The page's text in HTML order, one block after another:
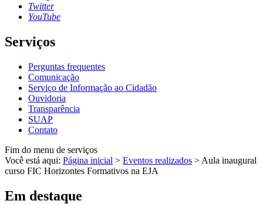
Twitter
YouTube
Serviços
Perguntas frequentes
Comunicação
Serviço de Informação ao Cidadão
Ouvidoria
Transparência
SUAP
Contato
Fim do menu de serviços
Você está aqui: Página inicial > Eventos realizados > Aula inaugural
curso FIC Horizontes Formativos na EJA
Em destaque